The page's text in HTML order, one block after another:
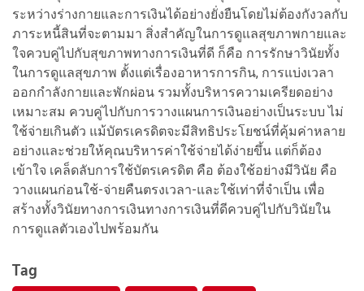
ระหว่างร่างกายและการเงินได้อย่างยั่งยืนโดยไม่ต้องกังวลกับ
ภาระหนี้สินที่จะตามมา สิ่งสำคัญในการดูแลสุขภาพกายและ
ใจควบคู่ไปกับสุขภาพทางการเงินที่ดี ก็คือ การรักษาวินัยทั้ง
ในการดูแลสุขภาพ ตั้งแต่เรื่องอาหารการกิน, การแบ่งเวลา
ออกกำลังกายและพักผ่อน รวมทั้งบริหารความเครียดอย่าง
เหมาะสม ควบคู่ไปกับการวางแผนการเงินอย่างเป็นระบบ ไม่
ใช้จ่ายเกินตัว แม้บัตรเครดิตจะมีสิทธิประโยชน์ที่คุ้มค่าหลาย
อย่างและช่วยให้คุณบริหารค่าใช้จ่ายได้ง่ายขึ้น แต่ก็ต้อง
เข้าใจ เคล็ดลับการใช้บัตรเครดิต คือ ต้องใช้อย่างมีวินัย คือ
วางแผนก่อนใช้-จ่ายคืนตรงเวลา-และใช้เท่าที่จำเป็น เพื่อ
สร้างทั้งวินัยทางการเงินทางการเงินที่ดีควบคู่ไปกับวินัยใน
การดูแลตัวเองไปพร้อมกัน
Tag